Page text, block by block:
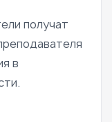
получат
в